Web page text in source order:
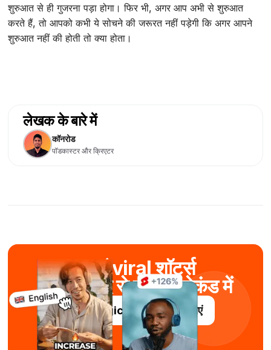
शुरुआत से ही गुजरना पड़ा होगा। फिर भी, अगर आप अभी से शुरुआत
करते हैं, तो आपको कभी ये सोचने की जरूरत नहीं पड़ेगी कि अगर आपने
शुरुआत नहीं की होती तो क्या होता।
लेखक के बारे में
कॉनरोड
पॉडकास्टर और क्रिएटर
बनाएं viral शॉर्ट्स
AI की मदद से कुछ ही सेकंड में
Submagic को निःशुल्क आज़माएं